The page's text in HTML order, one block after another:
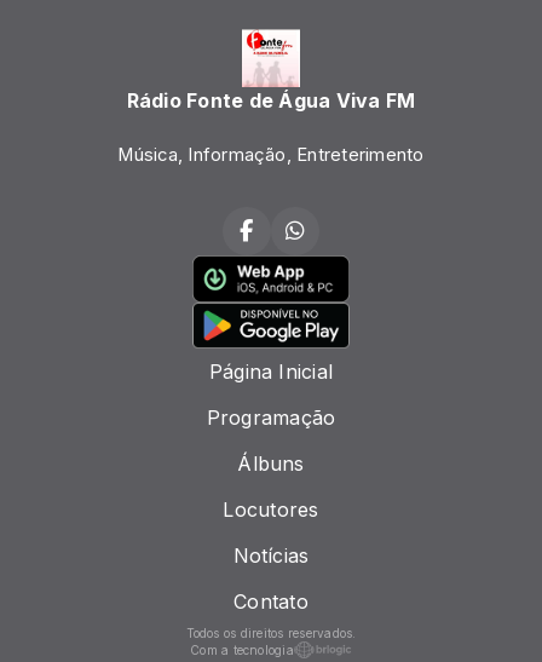
Rádio Fonte de Água Viva FM
Música, Informação, Entreterimento
Página Inicial
Programação
Álbuns
Locutores
Notícias
Contato
Todos os direitos reservados.
Com a tecnologia